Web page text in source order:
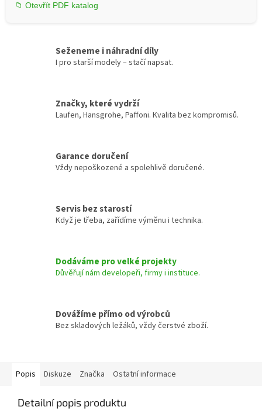
📁 Otevřít PDF katalog
Seženeme i náhradní díly
I pro starší modely – stačí napsat.
Značky, které vydrží
Laufen, Hansgrohe, Paffoni. Kvalita bez kompromisů.
Garance doručení
Vždy nepoškozené a spolehlivě doručené.
Servis bez starostí
Když je třeba, zařídíme výměnu i technika.
Dodáváme pro velké projekty
Důvěřují nám developeři, firmy i instituce.
Dovážíme přímo od výrobců
Bez skladových ležáků, vždy čerstvé zboží.
Popis Diskuze Značka Ostatní informace
Detailní popis produktu